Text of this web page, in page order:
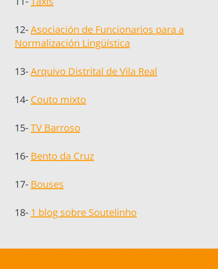
12-Asociación de Funcionarios para a
Normalización Lingüística
13-Arquivo Distrital de Vila Real
14- Couto mixto
15-TV Barroso
16- Bento da Cruz
17- Bouses
18- 1 blog sobre Soutelinho